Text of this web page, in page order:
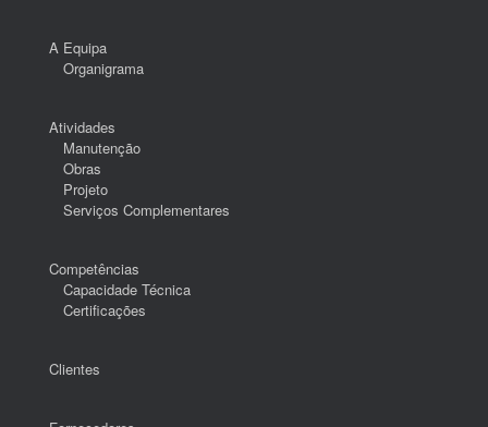
A Equipa
Organigrama
Atividades
Manutenção
Obras
Projeto
Serviços Complementares
Competências
Capacidade Técnica
Certificações
Clientes